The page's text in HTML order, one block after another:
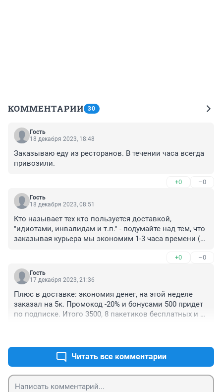
КОММЕНТАРИИ 30
Гость
18 декабря 2023, 18:48
Заказываю еду из ресторанов. В течении часа всегда
привозили.
+0 –0
Гость
18 декабря 2023, 08:51
Кто называет тех кто пользуется доставкой,
"идиотами, инвалидам и т.п." - подумайте над тем, что
заказывая курьера мы экономим 1-3 часа времени (а
на улице. А в это освободившееся время делаем
домашние дела или просто отдыхаем, а кто работает
много - может в эти часы и поработать и получить
+0 –0
Гость
17 декабря 2023, 21:36
Плюс в доставке: экономия денег, на этой неделе
заказал на 5к. Промокод -20% и бонусами 500 придет
по подписке. Итого 3500, 8 пакетиков бесплатных и
Читать все комментарии